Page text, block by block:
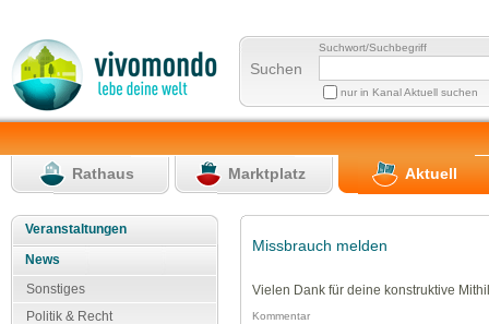
Suchen
Suchwort/Suchbegriff
nur in Kanal Aktuell suchen
Rathaus Marktplatz Aktuell
Veranstaltungen
News
Sonstiges
Politik & Recht
Missbrauch melden
Vielen Dank für deine konstruktive
Kommentar